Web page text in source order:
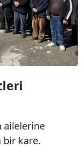
ailelerine
bir kare.